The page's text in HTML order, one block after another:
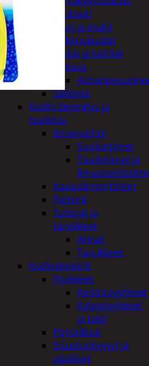
Lautaset
Lasit ja mukit
Leikkuulaudat
Padat ja kattilat
Tiskaus
Säilöntä
Kodin lämmitys ja
tuuletus
Ilmanvaihto
Suodattimet
Tuulettimet ja
Kaasulämmittimet
Patterit
Tulisijat ja
tarvikkeet
Arinat
Tarvikkeet
Kodintekstiilit
Pyyhkeet
Keittiöpyyhkeet
Kylpypyyhkeet
ja takit
Pöytäliinat
Sisustustyynyt ja
päälliset